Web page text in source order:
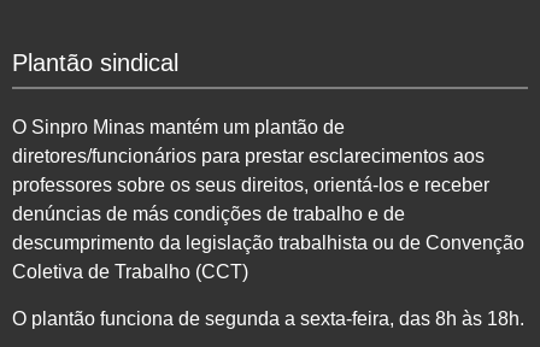
Plantão sindical
O Sinpro Minas mantém um plantão de
diretores/funcionários para prestar esclarecimentos aos
professores sobre os seus direitos, orientá-los e receber
denúncias de más condições de trabalho e de
descumprimento da legislação trabalhista ou de Convenção
Coletiva de Trabalho (CCT)
O plantão funciona de segunda a sexta-feira, das 8h às 18h.